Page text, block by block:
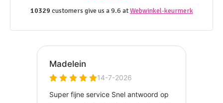
10329 customers give us a 9.6 atWebwinkel-keurmerk